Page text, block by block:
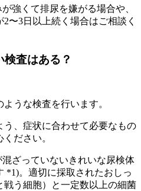
強くて排尿を嫌がる場合や、
〜3日以上続く場合はご相談く
検査はある？
うな検査を行います。
、症状に合わせて必要なもの
ださい。
ざっていないきれいな尿検体
*1)。適切に採取されたおしっ
戦う細胞）と一定数以上の細菌